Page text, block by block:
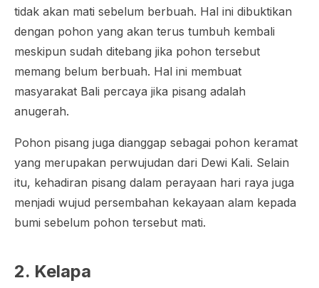
tidak akan mati sebelum berbuah. Hal ini dibuktikan
dengan pohon yang akan terus tumbuh kembali
meskipun sudah ditebang jika pohon tersebut
memang belum berbuah. Hal ini membuat
masyarakat Bali percaya jika pisang adalah
anugerah.
Pohon pisang juga dianggap sebagai pohon keramat
yang merupakan perwujudan dari Dewi Kali. Selain
itu, kehadiran pisang dalam perayaan hari raya juga
menjadi wujud persembahan kekayaan alam kepada
bumi sebelum pohon tersebut mati.
2. Kelapa